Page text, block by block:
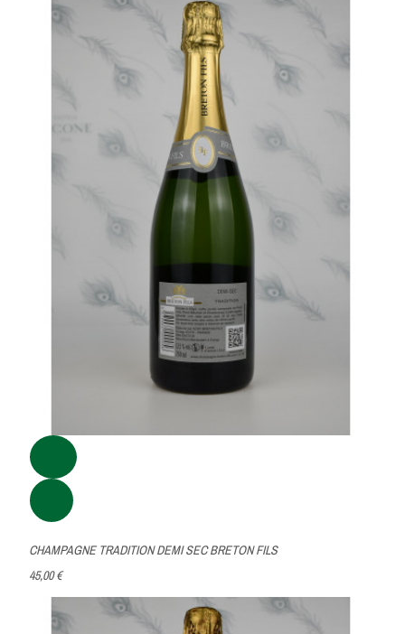
CHAMPAGNE TRADITION DEMI SEC BRETON FILS
45,00 €